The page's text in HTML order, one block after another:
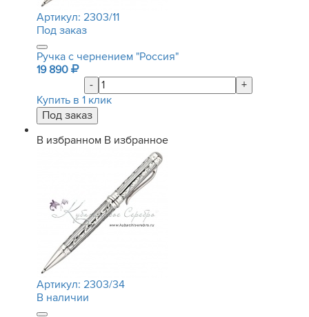
Артикул: 2303/11
Под заказ
Ручка с чернением "Россия"
19 890
-
+
Купить в 1 клик
В избранном В избранное
Артикул: 2303/34
В наличии